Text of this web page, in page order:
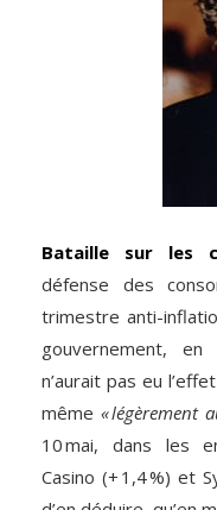
Bataille sur les
défense des
trimestre anti-
gouvernement,
n’aurait pas eu
même « légèrement
10 mai, dans les
Casino (+ 1,4 %) et